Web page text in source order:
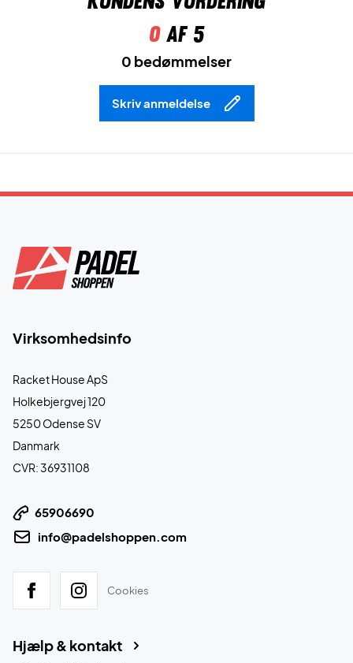
0af 5
0 bedømmelser
Skriv anmeldelse
Virksomhedsinfo
Racket House ApS
Holkebjergvej 120
5250 Odense SV
Danmark
CVR: 36931108
65906690
info@padelshoppen.com
Cookies
Hjælp & kontakt